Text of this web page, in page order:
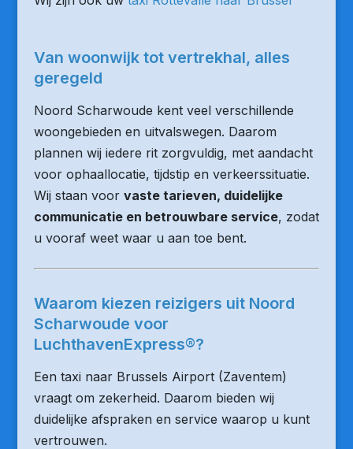
Van woonwijk tot vertrekhal, alles
geregeld
Noord Scharwoude kent veel verschillende
woongebieden en uitvalswegen. Daarom
plannen wij iedere rit zorgvuldig, met aandacht
voor ophaallocatie, tijdstip en verkeerssituatie.
Wij staan voor vaste tarieven, duidelijke
communicatie en betrouwbare service, zodat
u vooraf weet waar u aan toe bent.
Waarom kiezen reizigers uit Noord
Scharwoude voor
LuchthavenExpress®?
Een taxi naar Brussels Airport (Zaventem)
vraagt om zekerheid. Daarom bieden wij
duidelijke afspraken en service waarop u kunt
vertrouwen.